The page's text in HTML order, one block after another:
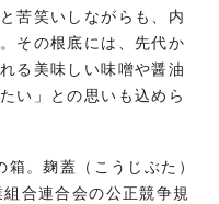
苦笑いしながらも、内
その根底には、先代か
る美味しい味噌や醤油
い」との思いも込めら
。麹蓋（こうじぶた）
合連合会の公正競争規